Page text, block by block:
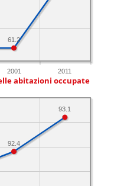
2001 2011
61.2
abitazioni occupate
93.1
92.4